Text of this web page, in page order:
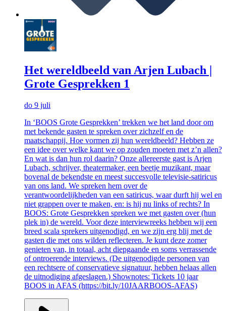
Het wereldbeeld van Arjen Lubach |
Grote Gesprekken 1
do 9 juli
In ‘BOOS Grote Gesprekken’ trekken we het land door om
met bekende gasten te spreken over zichzelf en de
maatschappij. Hoe vormen zij hun wereldbeeld? Hebben ze
een idee over welke kant we op zouden moeten met z’n allen?
En wat is dan hun rol daarin? Onze allereerste gast is Arjen
Lubach, schrijver, theatermaker, een beetje muzikant, maar
bovenal de bekendste en meest succesvolle televisie-satiricus
van ons land. We spreken hem over de
verantwoordelijkheden van een satiricus, waar durft hij wel en
niet grappen over te maken, en: is hij nu links of rechts? In
BOOS: Grote Gesprekken spreken we met gasten over (hun
plek in) de wereld. Voor deze interviewreeks hebben wij een
breed scala sprekers uitgenodigd, en we zijn erg blij met de
gasten die met ons wilden reflecteren. Je kunt deze zomer
genieten van, in totaal, acht diepgaande en soms verrassende
of ontroerende interviews. (De uitgenodigde personen van
een rechtsere of conservatieve signatuur, hebben helaas allen
de uitnodiging afgeslagen.) Shownotes: Tickets 10 jaar
BOOS in AFAS (https://bit.ly/10JAARBOOS-AFAS)